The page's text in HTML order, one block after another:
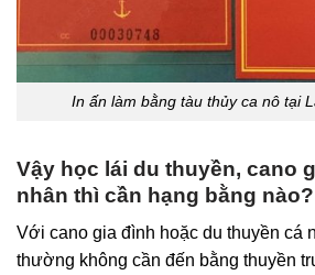
In ấn làm bằng tàu thủy ca nô tại
Vậy học lái du thuyền, cano
nhân thì cần hạng bằng nào?
Với cano gia đình hoặc du thuyền cá
thường không cần đến bằng thuyền